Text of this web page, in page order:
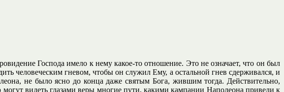
Господа имело к нему какое-то отношение. Это не означает, что он был
человеческим гневом, чтобы он служил Ему, а остальной гнев сдерживался, и
не было ясно до конца даже святым Бога, жившим тогда. Действительно,
видеть глазами веры многие пути, какими кампании Наполеона привели к